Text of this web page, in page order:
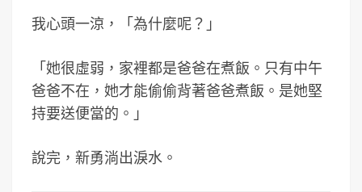
我心頭一涼，「為什麼呢？」
「她很虛弱，家裡都是爸爸在煮飯。只有中午
爸爸不在，她才能偷偷背著爸爸煮飯。是她堅
持要送便當的。」
說完，新勇淌出淚水。